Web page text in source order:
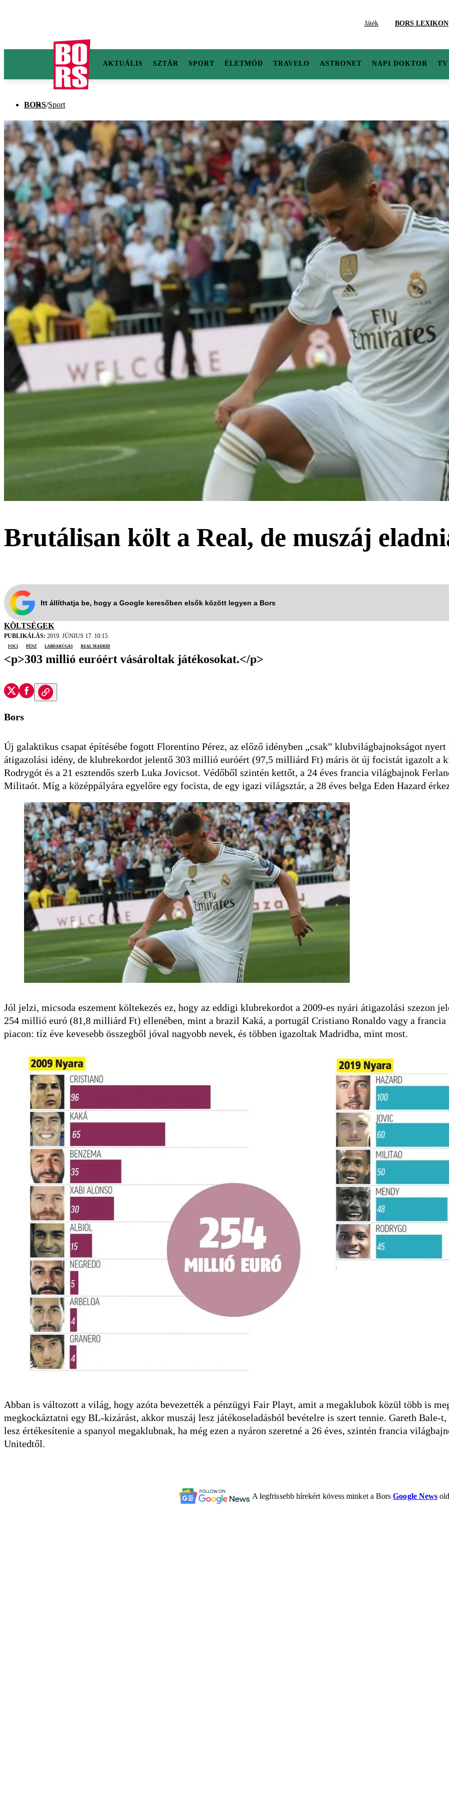
Játék BORS LEXIKON
AKTUÁLIS SZTÁR SPORT ÉLETMÓD TRAVELO ASTRONET NAPI DOKTOR TV
BORS/Sport
Brutálisan költ a Real, de muszáj
Itt állíthatja be, hogy a Google keresőben elsők között legyen a Bors
KÖLTSÉGEK
PUBLIKÁLÁS: 2019. JÚNIUS 17. 10:15
foci
pénz labdarúgás Real Madrid
<p>303 millió euróért vásároltak játékosokat.</p>
Bors
Új galaktikus csapat építésébe fogott Florentino Pérez, az előző idényben „csak” klubvilágbajnokságot
átigazolási idény, de klubrekordot jelentő 303 millió euróért (97,5 milliárd Ft) máris öt új focistát igazolt a
Rodrygót és a 21 esztendős szerb Luka Jovicsot. Védőből szintén kettőt, a 24 éves francia világbajnok
Militaót. Míg a középpályára egyelőre egy focista, de egy igazi világsztár, a 28 éves belga Eden Hazard
Jól jelzi, micsoda eszement költekezés ez, hogy az eddigi klubrekordot a 2009-es nyári átigazolási szezon
254 millió euró (81,8 milliárd Ft) ellenében, mint a brazil Kaká, a portugál Cristiano Ronaldo vagy a
piacon: tíz éve kevesebb összegből jóval nagyobb nevek, és többen igazoltak Madridba, mint most.
Abban is változott a világ, hogy azóta bevezették a pénzügyi Fair Playt, amit a megaklubok közül több is
megkockáztatni egy BL-kizárást, akkor muszáj lesz játékoseladásból bevételre is szert tennie. Gareth Bale-
lesz értékesítenie a spanyol megaklubnak, ha még ezen a nyáron szeretné a 26 éves, szintén francia
Unitedtől.
A legfrissebb hírekért kövess minket a BorsGoogle News